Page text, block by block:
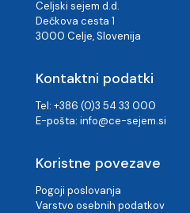
Celjski sejem d.d.
Dečkova cesta 1
3000 Celje, Slovenija
Kontaktni podatki
Tel: +386 (0)3 54 33 000
E-pošta: info@ce-sejem.si
Koristne povezave
Pogoji poslovanja
Varstvo osebnih podatkov